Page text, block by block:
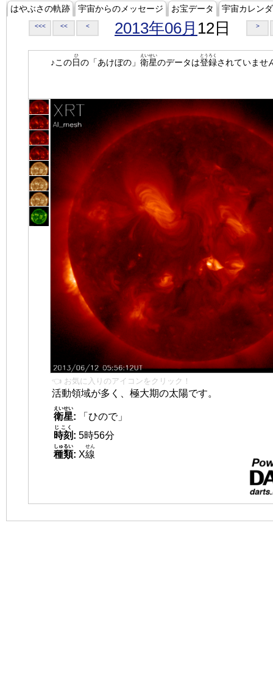
はやぶさの軌跡 宇宙からのメッセージ お宝データ 宇宙カレン
<<< << < 2013年06月 12日 >
♪この日
ひ
の「あけぼの」 衛星
えいせい
のデータは登録
とうろく
されていませ
👈 お気に入りのアイコンをクリック！
活動領域が多く、極大期の太陽です。
衛星
えいせい
:
「ひので」
時刻
じこく
: 5時56分
種類
しゅるい
: X線
せん